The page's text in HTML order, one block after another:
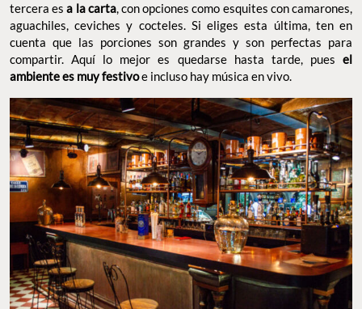
tercera esa la carta, con opciones como esquites con camarones,
aguachiles, ceviches y cocteles. Si eliges esta última, ten en
cuenta que las porciones son grandes y son perfectas para
compartir. Aquí lo mejor es quedarse hasta tarde, pues el
ambiente es muy festivoe incluso hay música en vivo.